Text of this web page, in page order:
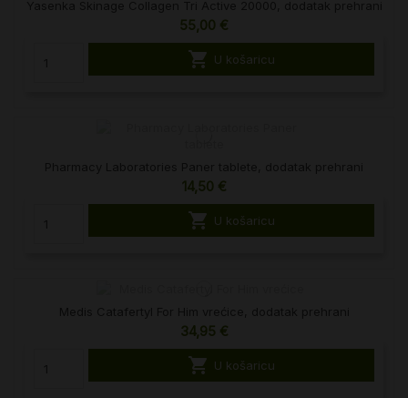
55,00 €
 U košaricu
14,50 €
 U košaricu
34,95 €
 U košaricu